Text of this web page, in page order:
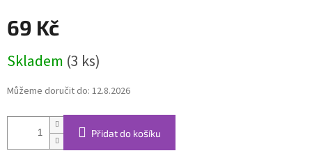
69 Kč
cena:
Skladem (3 ks)
Můžeme doručit do: 12.8.2026
Přidat do košíku